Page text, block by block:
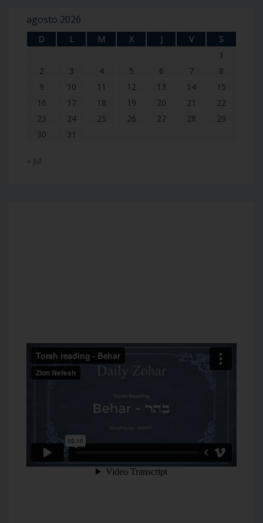
agosto 2026
D L M X J V
S
1
2
3 4 5 6 7
8
9
10 11 12 13 14
15
16
17 18 19 20 21
22
23
24 25 26 27 28
29
30
31
« Jul